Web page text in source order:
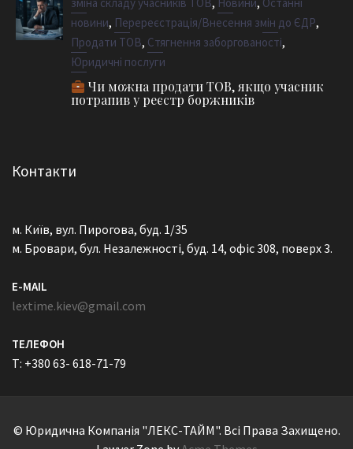
новини, Перереєстрація/Внесення змін до ЄДР,
Продати ТОВ, Стягнення заборгованості,
Юридичні послуги
Чи можна продати ТОВ, якщо учасник
потрапив у реєстр боржників
Контакти
м. Київ, вул. Пирогова, буд. 1/35
м. Бровари, бул. Незалежності, буд. 14, офіс 308, поверх 3.
E-MAIL
lextime.kiev@gmail.com
ТЕЛЕФОН
T: +380 63- 618-71-79
© Юридична Компанія "ЛЕКС-ТАЙМ". Всі Права Захищено.